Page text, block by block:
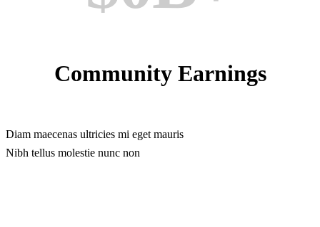
Community Earnings
Diam maecenas ultricies mi eget mauris
Nibh tellus molestie nunc non